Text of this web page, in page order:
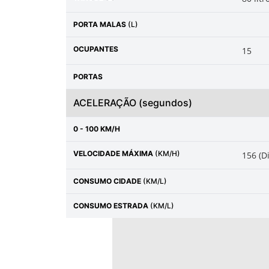
PORTA MALAS (L)
OCUPANTES 15
PORTAS
ACELERAÇÃO (segundos)
0 - 100 KM/H
VELOCIDADE MÁXIMA (KM/H) 156
CONSUMO CIDADE (KM/L)
CONSUMO ESTRADA (KM/L)